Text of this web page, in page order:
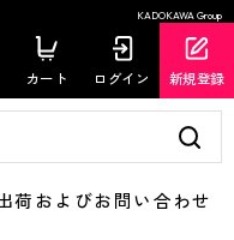
KADOKAWA Group
カート ログイン 新規登録
およびお問い合わせ